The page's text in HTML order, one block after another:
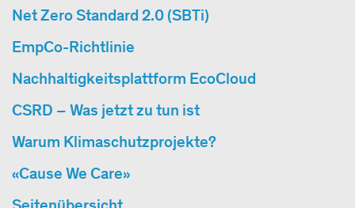
Net Zero Standard 2.0 (SBTi)
EmpCo-Richtlinie
Nachhaltigkeitsplattform EcoCloud
CSRD – Was jetzt zu tun ist
Warum Klimaschutzprojekte?
«Cause We Care»